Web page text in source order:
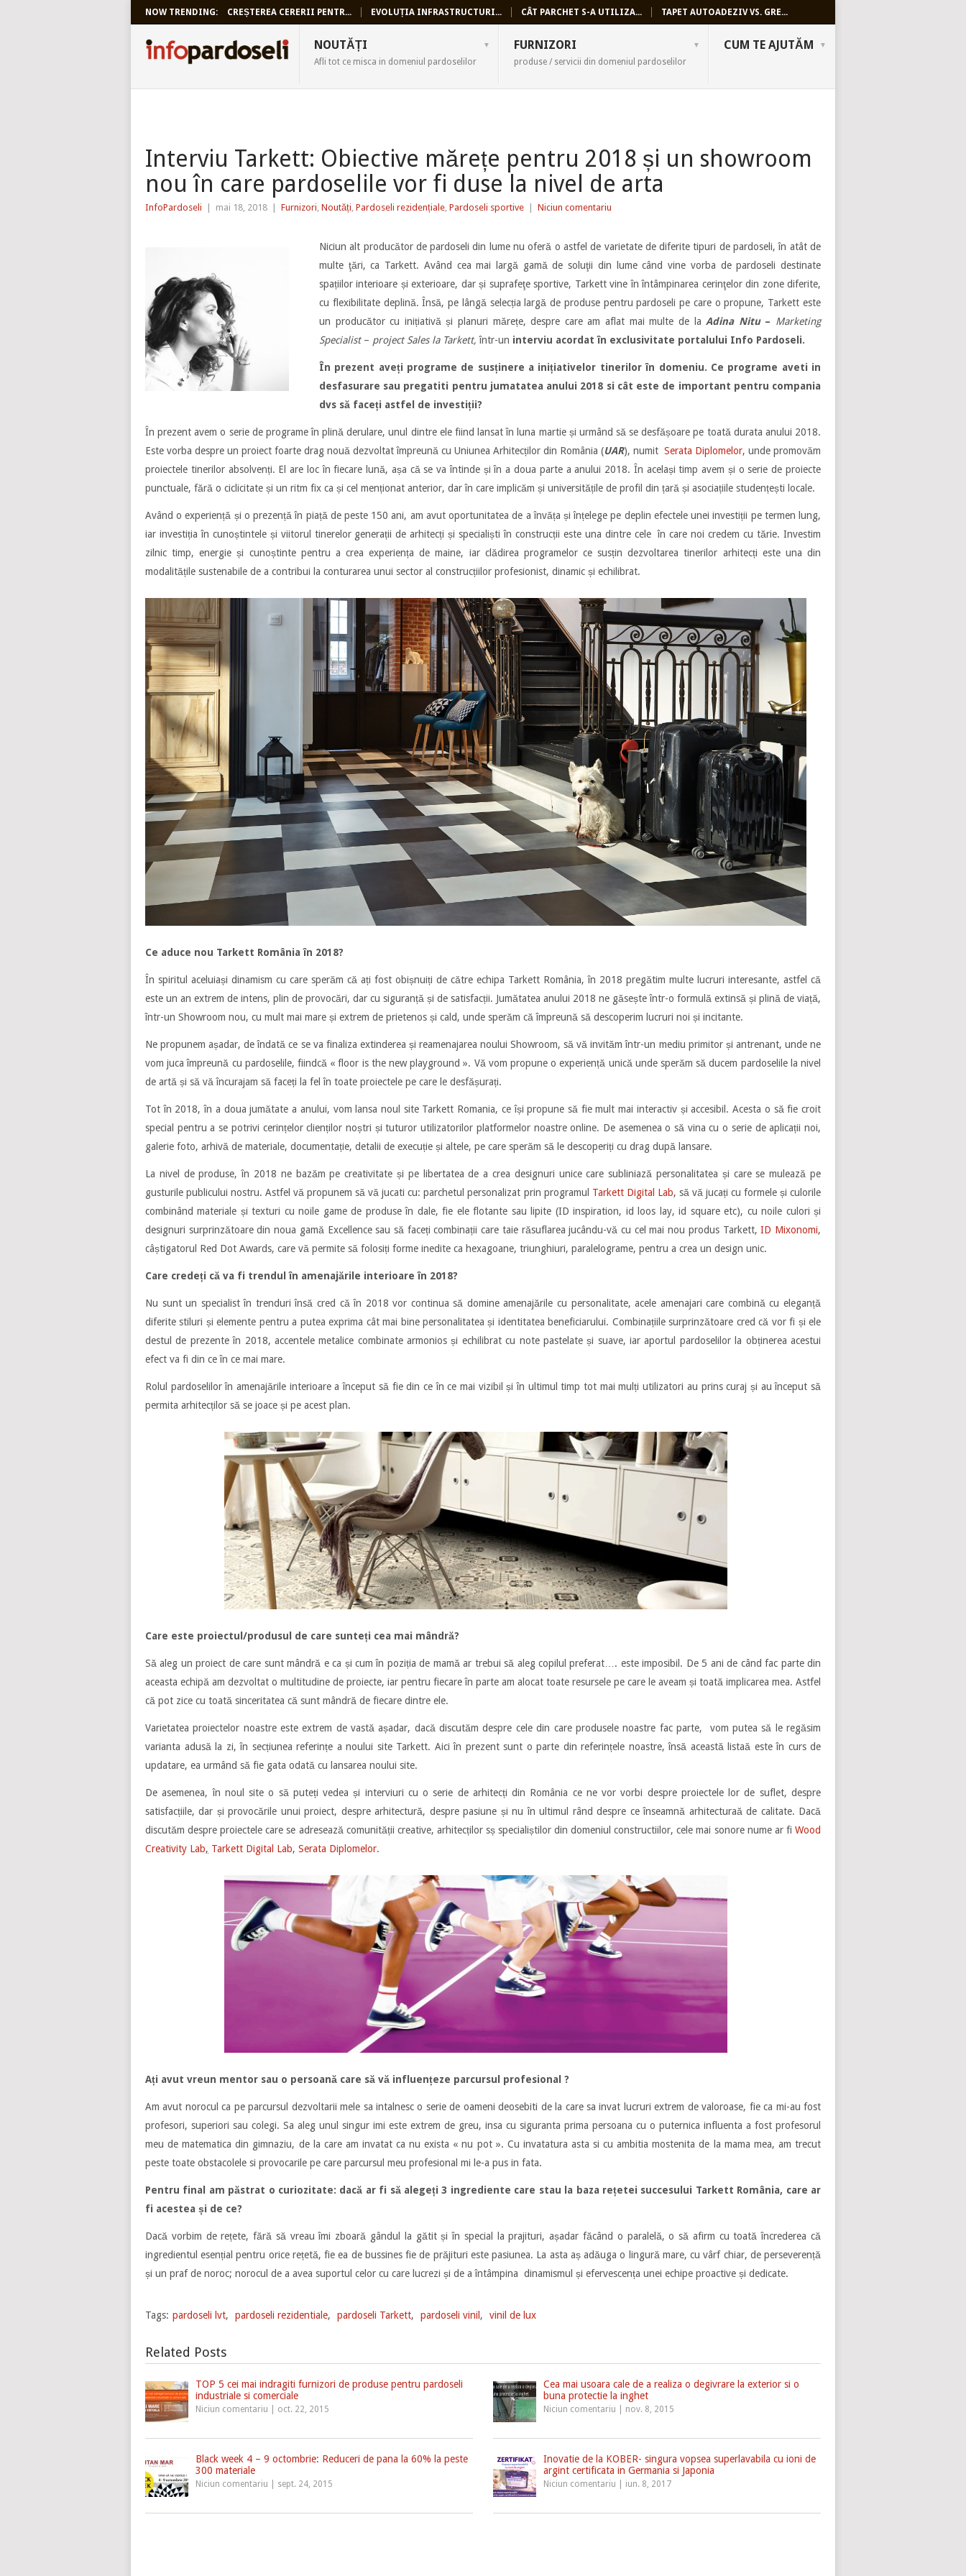
NOW TRENDING: CREȘTEREA CERERII PENTR... EVOLUȚIA INFRASTRUCTURI... CÂT PARCHET S-A UTILIZA... TAPET AUTOADEZIV VS. GRE...
INFOPARDOSELI
NOUTĂȚI
Afli tot ce misca in domeniul pardoselilor
FURNIZORI
produse / servicii din domeniul pardoselilor
CUM TE AJUTĂM
Interviu Tarkett: Obiective mărețe pentru 2018 și un showroom
nou în care pardoselile vor fi duse la nivel de arta
InfoPardoseli mai 18, 2018 Furnizori, Noutăți, Pardoseli rezidențiale, Pardoseli sportive Niciun comentariu
Niciun alt producător de pardoseli din lume nu oferă o astfel de varietate de diferite tipuri de pardoseli, în atât de
multe ţări, ca Tarkett. Având cea mai largă gamă de soluţii din lume când vine vorba de pardoseli destinate
spațiilor interioare și exterioare, dar și suprafeţe sportive, Tarkett vine în întâmpinarea cerinţelor din zone diferite,
cu flexibilitate deplină. Însă, pe lângă selecția largă de produse pentru pardoseli pe care o propune, Tarkett este
un producător cu inițiativă și planuri mărețe, despre care am aflat mai multe de laAdina Nitu– Marketing
Specialist– project Sales la Tarkett,într-un interviu acordat în exclusivitate portalului Info Pardoseli.
În prezent aveți programe de susținere a inițiativelor tinerilor în domeniu. Ce programe aveti in
desfasurare sau pregatiti pentru jumatatea anului 2018 si cât este de important pentru compania
dvs să faceți astfel de investiții?
În prezent avem o serie de programe în plină derulare, unul dintre ele fiind lansat în luna martie și urmând să se desfășoare pe toată durata anului 2018.
Este vorba despre un proiect foarte drag nouă dezvoltat împreună cu Uniunea Arhitecților din România (UAR), numit Serata Diplomelor, unde promovăm
proiectele tinerilor absolvenți. El are loc în fiecare lună, așa că se va întinde și în a doua parte a anului 2018. În același timp avem și o serie de proiecte
punctuale, fără o ciclicitate și un ritm fix ca și cel menționat anterior, dar în care implicăm și universitățile de profil din țară și asociațiile studențești locale.
Având o experiență și o prezență în piață de peste 150 ani, am avut oportunitatea de a învăța și înțelege pe deplin efectele unei investiții pe termen lung,
iar investiția în cunoștintele și viitorul tinerelor generații de arhitecți și specialiști în construcții este una dintre cele în care noi credem cu tărie. Investim
zilnic timp, energie și cunoștinte pentru a crea experiența de maine, iar clădirea programelor ce susțin dezvoltarea tinerilor arhitecți este una din
modalitățile sustenabile de a contribui la conturarea unui sector al construcțiilor profesionist, dinamic și echilibrat.
Ce aduce nou Tarkett România în 2018?
În spiritul aceluiași dinamism cu care sperăm că ați fost obișnuiți de către echipa Tarkett România, în 2018 pregătim multe lucruri interesante, astfel că
este un an extrem de intens, plin de provocări, dar cu siguranță și de satisfacții. Jumătatea anului 2018 ne găsește într-o formulă extinsă și plină de viață,
într-un Showroom nou, cu mult mai mare și extrem de prietenos și cald, unde sperăm că împreună să descoperim lucruri noi și incitante.
Ne propunem așadar, de îndată ce se va finaliza extinderea și reamenajarea noului Showroom, să vă invităm într-un mediu primitor și antrenant, unde ne
vom juca împreună cu pardoselile, fiindcă « floor is the new playground ». Vă vom propune o experiență unică unde sperăm să ducem pardoselile la nivel
de artă și să vă încurajam să faceți la fel în toate proiectele pe care le desfășurați.
Tot în 2018, în a doua jumătate a anului, vom lansa noul site Tarkett Romania, ce își propune să fie mult mai interactiv și accesibil. Acesta o să fie croit
special pentru a se potrivi cerințelor clienților noștri și tuturor utilizatorilor platformelor noastre online. De asemenea o să vina cu o serie de aplicații noi,
galerie foto, arhivă de materiale, documentație, detalii de execuție și altele, pe care sperăm să le descoperiți cu drag după lansare.
La nivel de produse, în 2018 ne bazăm pe creativitate și pe libertatea de a crea designuri unice care subliniază personalitatea și care se mulează pe
gusturile publicului nostru. Astfel vă propunem să vă jucati cu: parchetul personalizat prin programul Tarkett Digital Lab, să vă jucați cu formele și culorile
combinând materiale și texturi cu noile game de produse în dale, fie ele flotante sau lipite (ID inspiration, id loos lay, id square etc), cu noile culori și
designuri surprinzătoare din noua gamă Excellence sau să faceți combinații care taie răsuflarea jucându-vă cu cel mai nou produs Tarkett,ID Mixonomi,
câștigatorul Red Dot Awards, care vă permite să folosiți forme inedite ca hexagoane, triunghiuri, paralelograme, pentru a crea un design unic.
Care credeți că va fi trendul în amenajările interioare în 2018?
Nu sunt un specialist în trenduri însă cred că în 2018 vor continua să domine amenajările cu personalitate, acele amenajari care combină cu eleganță
diferite stiluri și elemente pentru a putea exprima cât mai bine personalitatea și identitatea beneficiarului. Combinațiile surprinzătoare cred că vor fi și ele
destul de prezente în 2018, accentele metalice combinate armonios și echilibrat cu note pastelate și suave, iar aportul pardoselilor la obținerea acestui
efect va fi din ce în ce mai mare.
Rolul pardoselilor în amenajările interioare a început să fie din ce în ce mai vizibil și în ultimul timp tot mai mulți utilizatori au prins curaj și au început să
permita arhitecților să se joace și pe acest plan.
Care este proiectul/produsul de care sunteți cea mai mândră?
Să aleg un proiect de care sunt mândră e ca și cum în poziția de mamă ar trebui să aleg copilul preferat…. este imposibil. De 5 ani de când fac parte din
aceasta echipă am dezvoltat o multitudine de proiecte, iar pentru fiecare în parte am alocat toate resursele pe care le aveam și toată implicarea mea. Astfel
că pot zice cu toată sinceritatea că sunt mândră de fiecare dintre ele.
Varietatea proiectelor noastre este extrem de vastă așadar, dacă discutăm despre cele din care produsele noastre fac parte, vom putea să le regăsim
varianta adusă la zi, în secțiunea referințe a noului site Tarkett. Aici în prezent sunt o parte din referințele noastre, însă această listaă este în curs de
updatare, ea urmând să fie gata odată cu lansarea noului site.
De asemenea, în noul site o să puteți vedea și interviuri cu o serie de arhitecți din România ce ne vor vorbi despre proiectele lor de suflet, despre
satisfacțiile, dar și provocările unui proiect, despre arhitectură, despre pasiune și nu în ultimul rând despre ce înseamnă arhitecturaă de calitate. Dacă
discutăm despre proiectele care se adresează comunității creative, arhitecților sș specialiștilor din domeniul constructiilor, cele mai sonore nume ar fi Wood
Creativity Lab, Tarkett Digital Lab, Serata Diplomelor.
Ați avut vreun mentor sau o persoană care să vă influențeze parcursul profesional ?
Am avut norocul ca pe parcursul dezvoltarii mele sa intalnesc o serie de oameni deosebiti de la care sa invat lucruri extrem de valoroase, fie ca mi-au fost
profesori, superiori sau colegi. Sa aleg unul singur imi este extrem de greu, insa cu siguranta prima persoana cu o puternica influenta a fost profesorul
meu de matematica din gimnaziu, de la care am invatat ca nu exista « nu pot ». Cu invatatura asta si cu ambitia mostenita de la mama mea, am trecut
peste toate obstacolele si provocarile pe care parcursul meu profesional mi le-a pus in fata.
Pentru final am păstrat o curiozitate: dacă ar fi să alegeți 3 ingrediente care stau la baza rețetei succesului Tarkett România, care ar
fi acestea și de ce?
Dacă vorbim de rețete, fără să vreau îmi zboară gândul la gătit și în special la prajituri, așadar făcând o paralelă, o să afirm cu toată încrederea că
ingredientul esențial pentru orice rețetă, fie ea de bussines fie de prăjituri este pasiunea. La asta aș adăuga o lingură mare, cu vârf chiar, de perseverență
și un praf de noroc; norocul de a avea suportul celor cu care lucrezi și de a întâmpina dinamismul și efervescența unei echipe proactive și dedicate.
Tags: pardoseli lvt, pardoseli rezidentiale, pardoseli Tarkett, pardoseli vinil , vinil de lux
Related Posts
TOP 5 cei mai indragiti furnizori de produse pentru pardoseli
industriale si comerciale
Niciun comentariu oct. 22, 2015
Cea mai usoara cale de a realiza o degivrare la exterior si o
buna protectie la inghet
Niciun comentariu nov. 8, 2015
Black week 4 – 9 octombrie: Reduceri de pana la 60% la peste
300 materiale
Niciun comentariu sept. 24, 2015
Inovatie de la KOBER- singura vopsea superlavabila cu ioni de
argint certificata in Germania si Japonia
Niciun comentariu iun. 8, 2017